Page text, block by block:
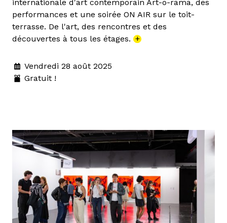
internationale d'art contemporain Art-o-rama, des
performances et une soirée ON AIR sur le toit-
terrasse. De l'art, des rencontres et des
découvertes à tous les étages. +
Vendredi 28 août 2025
Gratuit !